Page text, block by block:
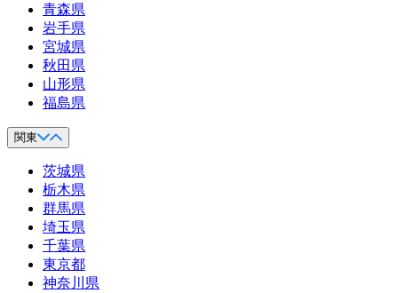
青森県
岩手県
宮城県
秋田県
山形県
福島県
関東
茨城県
栃木県
群馬県
埼玉県
千葉県
東京都
神奈川県